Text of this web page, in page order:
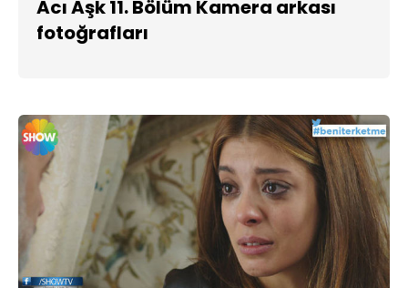
Acı Aşk 11. Bölüm Kamera arkası
fotoğrafları